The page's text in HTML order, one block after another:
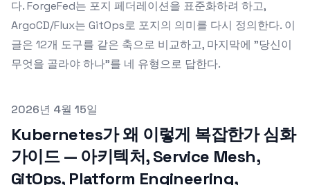
다. ForgeFed는 포지 페더레이션을 표준화하려 하고,
ArgoCD/Flux는 GitOps로 포지의 의미를 다시 정의한다. 이
글은 12개 도구를 같은 축으로 비교하고, 마지막에 "당신이
무엇을 골라야 하나"를 네 유형으로 답한다.
Published on
2026년 4월 15일
Kubernetes가 왜 이렇게 복잡한가 심화
가이드 — 아키텍처, Service Mesh,
GitOps, Platform Engineering,